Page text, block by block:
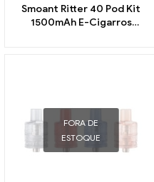
Smoant Ritter 40 Pod Kit
1500mAh E-Cigarros
FORA DE
ESTOQUE